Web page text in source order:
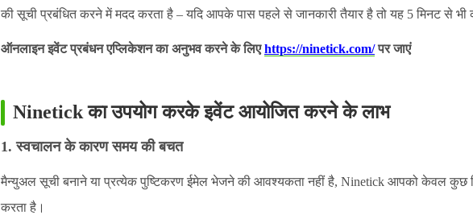
की सूची प्रबंधित करने में मदद करता है – यदि आपके पास पहले से जानकारी तैयार है तो यह 5 मिनट से
ऑनलाइन इवेंट प्रबंधन एप्लिकेशन का अनुभव करने के लिएhttps://ninetick.com/पर जाएं
Ninetick का उपयोग करके इवेंट आयोजित करने के लाभ
1. स्वचालन के कारण समय की बचत
मैन्युअल सूची बनाने या प्रत्येक पुष्टिकरण ईमेल भेजने की आवश्यकता नहीं है, Ninetick आपको केवल
करता है।